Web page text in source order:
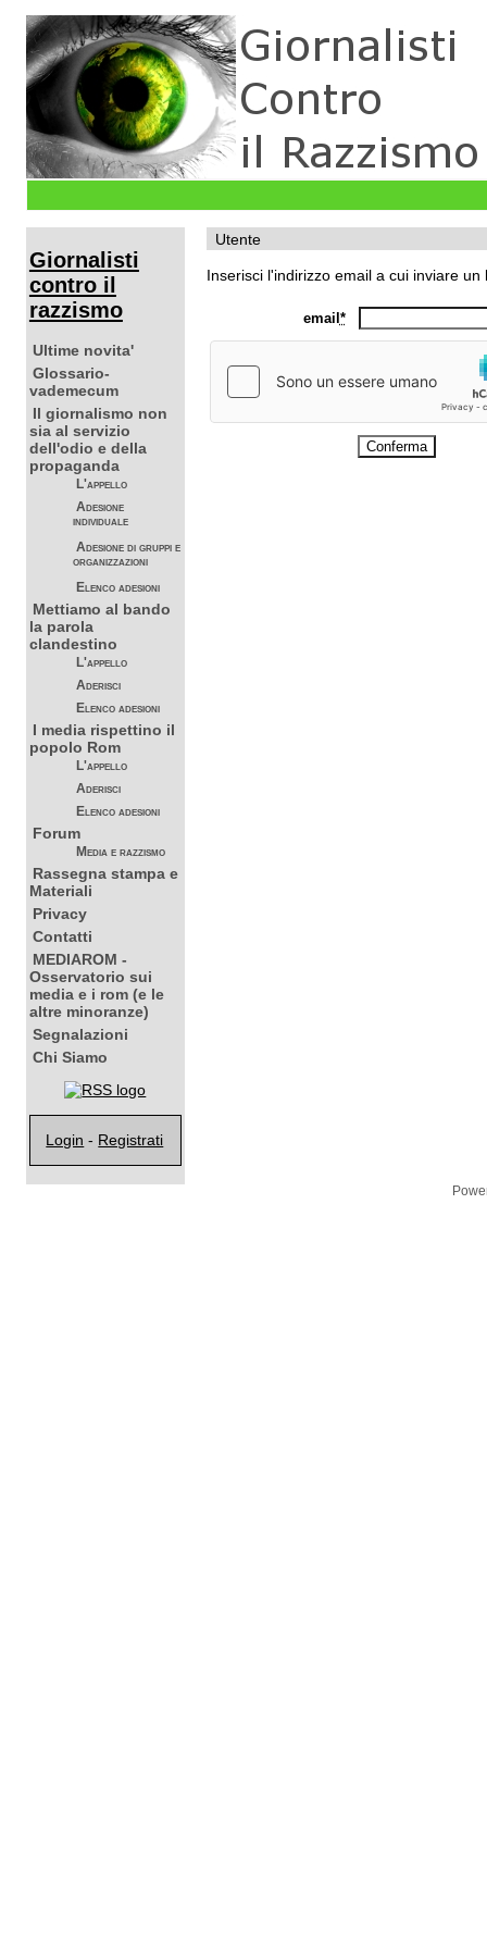
Giornalisti
contro il
razzismo
Ultime novita'
Glossario-
vademecum
Il giornalismo non
sia al servizio
dell'odio e della
propaganda
L'appello
Adesione
individuale
Adesione di gruppi e
organizzazioni
Elenco adesioni
Mettiamo al bando
la parola
clandestino
L'appello
Aderisci
Elenco adesioni
I media rispettino il
popolo Rom
L'appello
Aderisci
Elenco adesioni
Forum
Media e razzismo
Rassegna stampa e
Materiali
Privacy
Contatti
MEDIAROM -
Osservatorio sui
media e i rom (e le
altre minoranze)
Segnalazioni
Chi Siamo
Login - Registrati
Utente
Inserisci l'indirizzo email a cui inviare
email *